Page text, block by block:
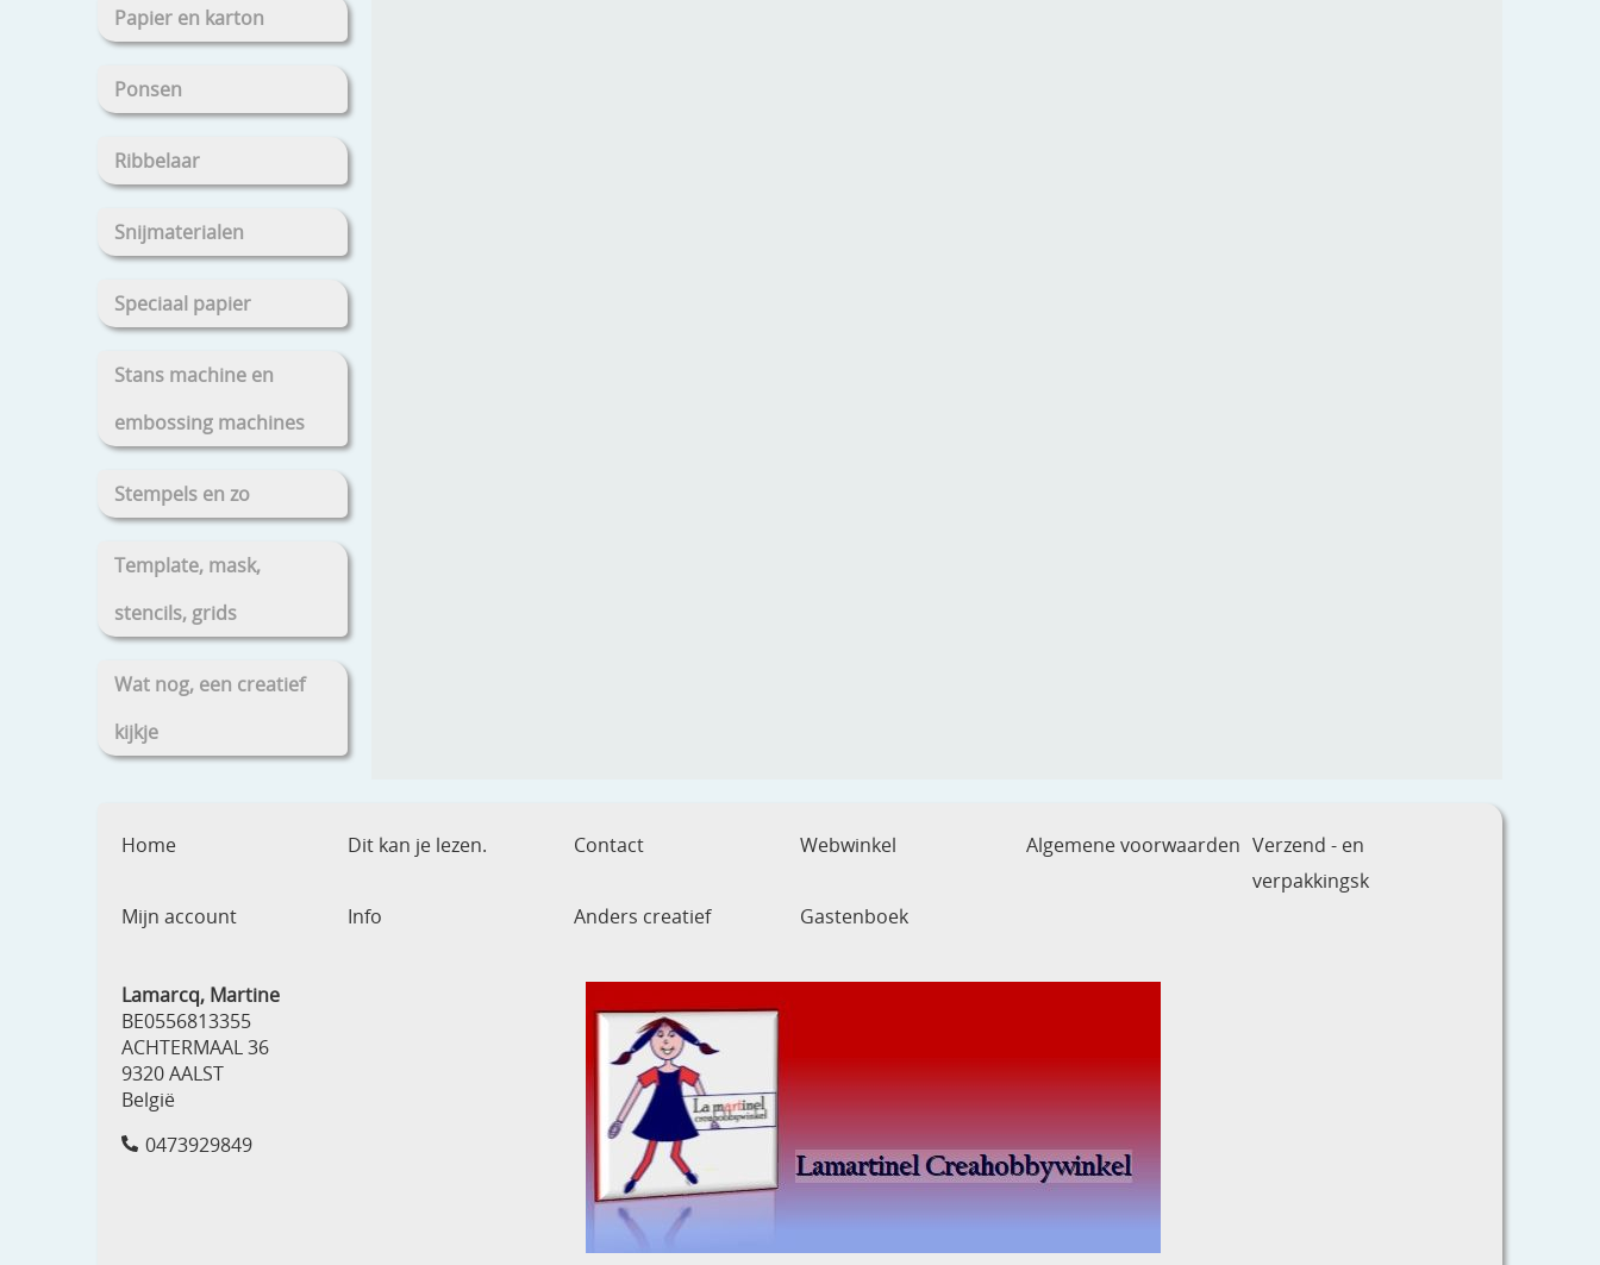
Papier en karton
Ponsen
Ribbelaar
Snijmaterialen
Speciaal papier
Stans machine en
embossing machines
Stempels en zo
Template, mask,
stencils, grids
Wat nog, een creatief
kijkje
Home Dit kan je lezen. Contact Webwinkel Algemene voorwaarden Verzend - en
verpakkingsk
Mijn account
Info Anders creatief Gastenboek
Lamarcq, Martine
BE0556813355
ACHTERMAAL 36
9320 AALST
België
0473929849